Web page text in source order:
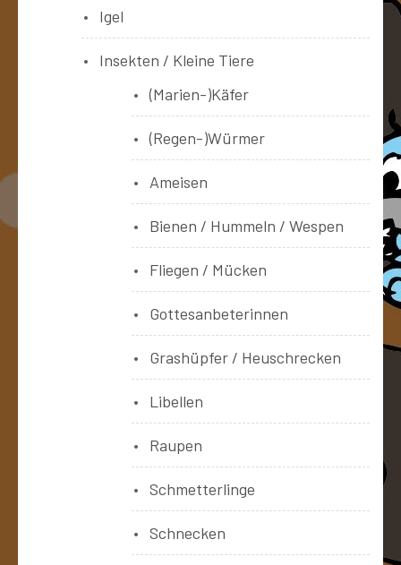
Igel
Insekten / Kleine Tiere
(Marien-)Käfer
(Regen-)Würmer
Ameisen
Bienen / Hummeln / Wespen
Fliegen / Mücken
Gottesanbeterinnen
Grashüpfer / Heuschrecken
Libellen
Raupen
Schmetterlinge
Schnecken